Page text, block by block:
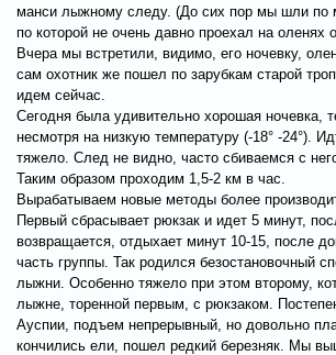
манси лыжному следу. (До сих пор мы шли по
по которой не очень давно проехал на оленях
Вчера мы встретили, видимо, его ночевку,
сам охотник же пошел по зарубкам старой
идем сейчас.
Сегодня была удивительно хорошая ночевка,
несмотря на низкую температуру (-18° -24°).
тяжело. След не видно, часто сбиваемся с
Таким образом проходим 1,5-2 км в час.
Вырабатываем новые методы более
Первый сбрасывает рюкзак и идет 5 минут,
возвращается, отдыхает минут 10-15, после
часть группы. Так родился безостановочный
лыжни. Особенно тяжело при этом второму,
лыжне, торенной первым, с рюкзаком.
Ауспии, подъем непрерывный, но довольно
кончились ели, пошел редкий березняк. Мы